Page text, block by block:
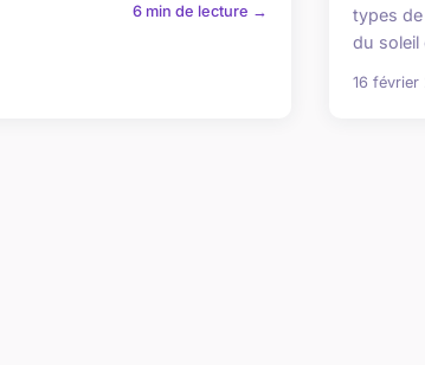
6 min de lecture →
types
du soleil
16 février